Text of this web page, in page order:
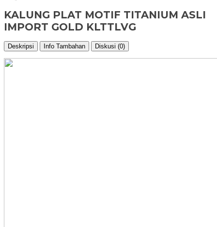
KALUNG PLAT MOTIF TITANIUM ASLI
IMPORT GOLD KLTTLVG
Deskripsi Info Tambahan Diskusi (0)